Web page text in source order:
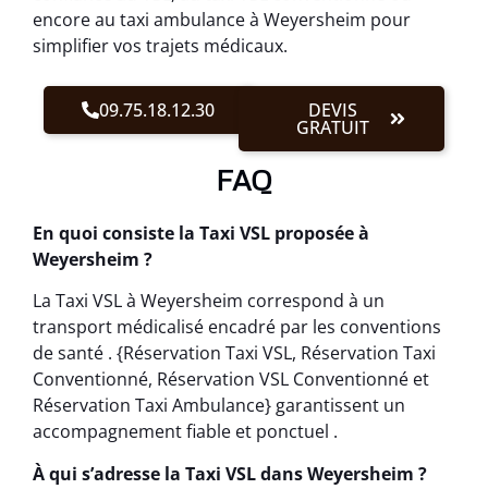
encore au taxi ambulance à Weyersheim pour
simplifier vos trajets médicaux.
09.75.18.12.30 DEVIS
GRATUIT
FAQ
En quoi consiste la Taxi VSL proposée à
Weyersheim ?
La Taxi VSL à Weyersheim correspond à un
transport médicalisé encadré par les conventions
de santé . {Réservation Taxi VSL, Réservation Taxi
Conventionné, Réservation VSL Conventionné et
Réservation Taxi Ambulance} garantissent un
accompagnement fiable et ponctuel .
À qui s’adresse la Taxi VSL dans Weyersheim ?